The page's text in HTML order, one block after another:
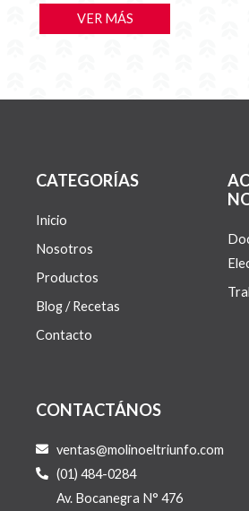
VER MÁS
CATEGORÍAS
Inicio
Nosotros
Productos
Blog / Recetas
Contacto
CONTACTÁNOS
ventas@molinoeltriunfo.com
(01) 484-0284
Av. Bocanegra N° 476